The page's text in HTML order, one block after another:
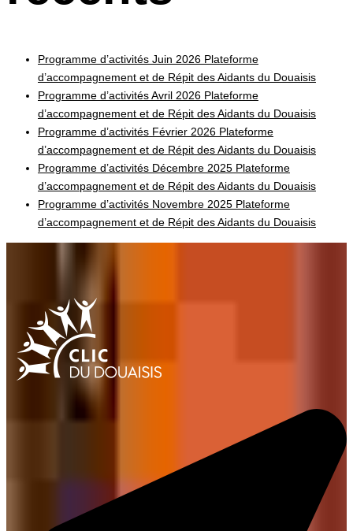
Programme d’activités Juin 2026 Plateforme
d’accompagnement et de Répit des Aidants du Douaisis
Programme d’activités Avril 2026 Plateforme
d’accompagnement et de Répit des Aidants du Douaisis
Programme d’activités Février 2026 Plateforme
d’accompagnement et de Répit des Aidants du Douaisis
Programme d’activités Décembre 2025 Plateforme
d’accompagnement et de Répit des Aidants du Douaisis
Programme d’activités Novembre 2025 Plateforme
d’accompagnement et de Répit des Aidants du Douaisis